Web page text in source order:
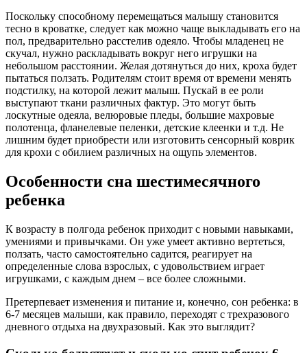
Поскольку способному перемещаться малышу становится
тесно в кроватке, следует как можно чаще выкладывать его на
пол, предварительно расстелив одеяло. Чтобы младенец не
скучал, нужно раскладывать вокруг него игрушки на
небольшом расстоянии. Желая дотянуться до них, кроха будет
пытаться ползать. Родителям стоит время от времени менять
подстилку, на которой лежит малыш. Пускай в ее роли
выступают ткани различных фактур. Это могут быть
лоскутные одеяла, велюровые пледы, большие махровые
полотенца, фланелевые пеленки, детские клеенки и т.д. Не
лишним будет приобрести или изготовить сенсорный коврик
для крохи с обилием различных на ощупь элементов.
Особенности сна шестимесячного
ребенка
К возрасту в полгода ребенок приходит с новыми навыками,
умениями и привычками. Он уже умеет активно вертеться,
ползать, часто самостоятельно садится, реагирует на
определенные слова взрослых, с удовольствием играет
игрушками, с каждым днем – все более сложными.
Претерпевает изменения и питание и, конечно, сон ребенка: в
6-7 месяцев малыши, как правило, переходят с трехразового
дневного отдыха на двухразовый. Как это выглядит?